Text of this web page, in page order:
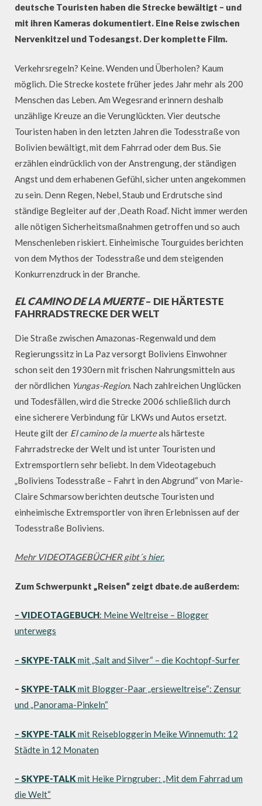
deutsche Touristen haben die Strecke bewältigt – und
mit ihren Kameras dokumentiert. Eine Reise zwischen
Nervenkitzel und Todesangst. Der komplette Film.
Verkehrsregeln? Keine. Wenden und Überholen? Kaum
möglich. Die Strecke kostete früher jedes Jahr mehr als 200
Menschen das Leben. Am Wegesrand erinnern deshalb
unzählige Kreuze an die Verunglückten. Vier deutsche
Touristen haben in den letzten Jahren die Todesstraße von
Bolivien bewältigt, mit dem Fahrrad oder dem Bus. Sie
erzählen eindrücklich von der Anstrengung, der ständigen
Angst und dem erhabenen Gefühl, sicher unten angekommen
zu sein. Denn Regen, Nebel, Staub und Erdrutsche sind
ständige Begleiter auf der ‚Death Road‘. Nicht immer werden
alle nötigen Sicherheitsmaßnahmen getroffen und so auch
Menschenleben riskiert. Einheimische Tourguides berichten
von dem Mythos der Todesstraße und dem steigenden
Konkurrenzdruck in der Branche.
EL CAMINO DE LA MUERTE– DIE HÄRTESTE
FAHRRADSTRECKE DER WELT
Die Straße zwischen Amazonas-Regenwald und dem
Regierungssitz in La Paz versorgt Boliviens Einwohner
schon seit den 1930ern mit frischen Nahrungsmitteln aus
der nördlichen Yungas-Region. Nach zahlreichen Unglücken
und Todesfällen, wird die Strecke 2006 schließlich durch
eine sicherere Verbindung für LKWs und Autos ersetzt.
Heute gilt der El camino de la muerteals härteste
Fahrradstrecke der Welt und ist unter Touristen und
Extremsportlern sehr beliebt. In dem Videotagebuch
„Boliviens Todesstraße – Fahrt in den Abgrund“ von Marie-
Claire Schmarsow berichten deutsche Touristen und
einheimische Extremsportler von ihren Erlebnissen auf der
Todesstraße Boliviens.
Mehr VIDEOTAGEBÜCHER gibt´shier.
Zum Schwerpunkt „Reisen“ zeigt dbate.de außerdem:
– VIDEOTAGEBUCH: Meine Weltreise – Blogger
unterwegs
– SKYPE-TALK mit „Salt and Silver“ – die Kochtopf-Surfer
– SKYPE-TALK mit Blogger-Paar „ersieweltreise“: Zensur
und „Panorama-Pinkeln“
– SKYPE-TALK mit Reisebloggerin Meike Winnemuth: 12
Städte in 12 Monaten
– SKYPE-TALK mit Heike Pirngruber: „Mit dem Fahrrad um
die Welt“